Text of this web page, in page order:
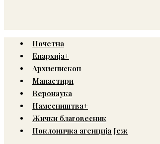
Почетна
Епархија+
Архиепископ
Манастири
Веронаука
Намесништва+
Жички благовесник
Поклоничка агенција Јеж